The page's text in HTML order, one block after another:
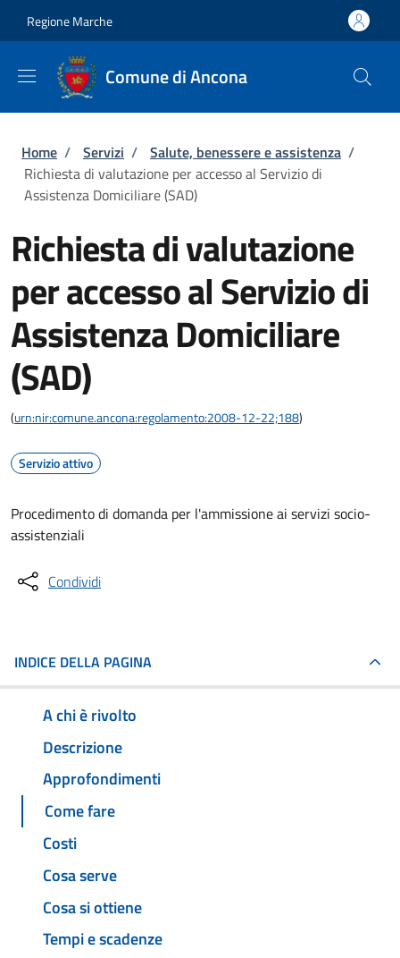
Regione Marche
Comune di Ancona
Briciole di pane
Home / Servizi / Salute, benessere e assistenza /
Richiesta di valutazione per accesso al Servizio di
Assistenza Domiciliare (SAD)
Richiesta di valutazione
per accesso al Servizio di
Assistenza Domiciliare
(SAD)
(urn:nir:comune.ancona:regolamento:2008-12-22;188)
Servizio attivo
Procedimento di domanda per l'ammissione ai servizi socio-
assistenziali
Condividi
INDICE DELLA PAGINA
A chi è rivolto
Descrizione
Approfondimenti
Come fare
Costi
Cosa serve
Cosa si ottiene
Tempi e scadenze